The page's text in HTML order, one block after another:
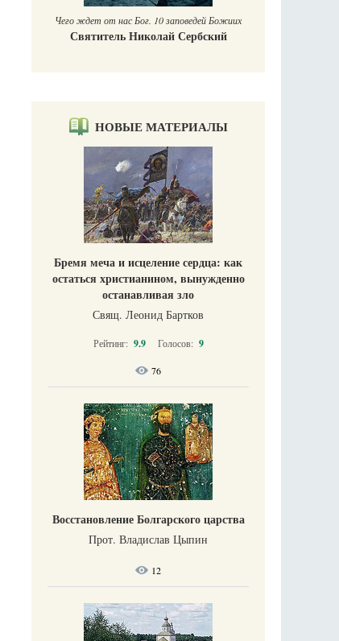
Чего ждет от нас Бог. 10 заповедей Божиих
Святитель Николай Сербский
НОВЫЕ МАТЕРИАЛЫ
Бремя меча и исцеление сердца: как
остаться христианином, вынужденно
останавливая зло
Свящ. Леонид Бартков
Рейтинг: 9.9 Голосов: 9
76
Восстановление Болгарского царства
Прот. Владислав Цыпин
12